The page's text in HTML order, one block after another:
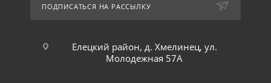
ПОДПИСАТЬСЯ НА РАССЫЛКУ
Елецкий район, д. Хмелинец, ул.
Молодежная 57А